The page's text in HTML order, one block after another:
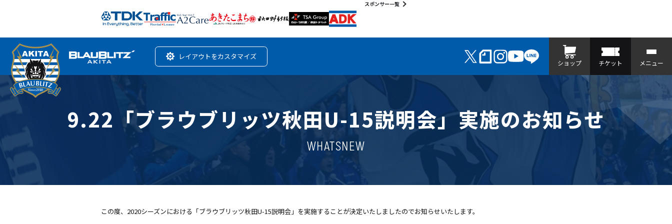
スポンサー一覧
レイアウトをカスタマイズ
ショップ チケット メニュー
9.22「ブラウブリッツ秋田U-15説明会」実施のお知らせ
WHATSNEW
この度、2020シーズンにおける「ブラウブリッツ秋田U-15説明会」を実施することが決定いたしましたのでお知らせいたします。